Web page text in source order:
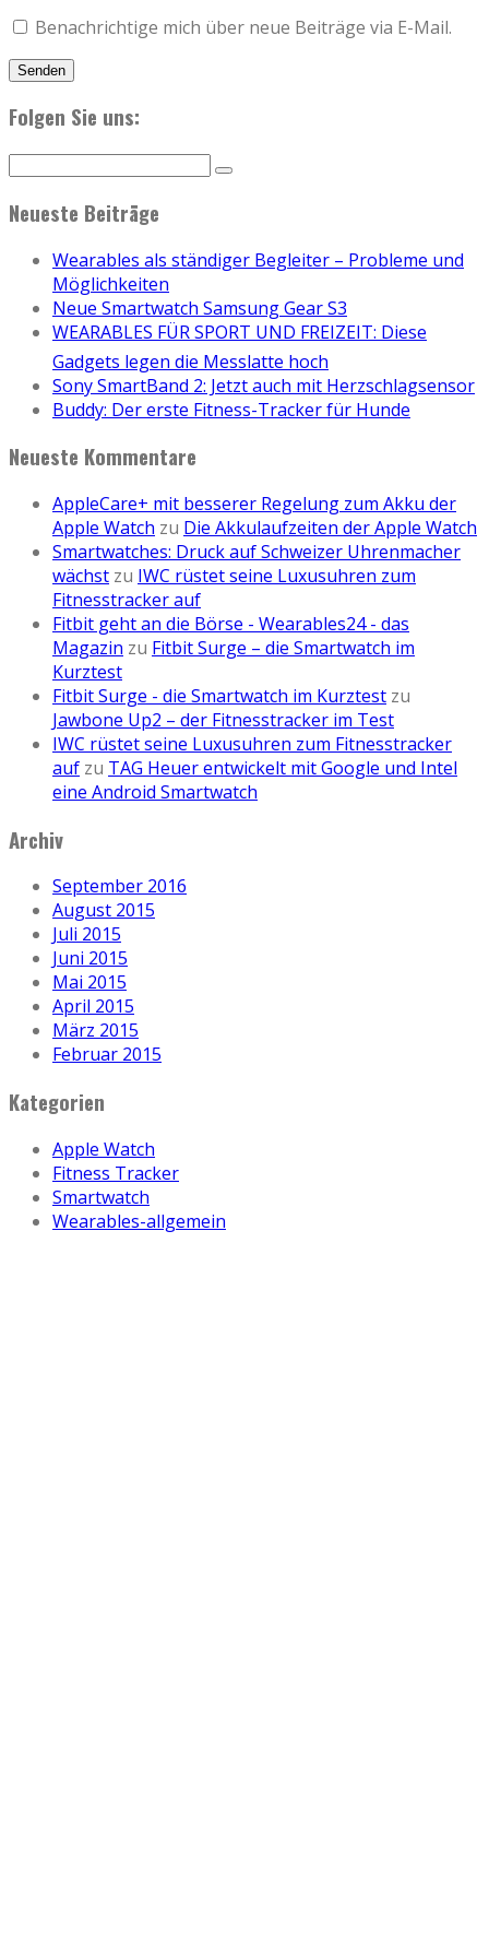
Benachrichtige mich über neue Beiträge via E-Mail.
Folgen Sie uns:
Neueste Beiträge
Wearables als ständiger Begleiter – Probleme und
Möglichkeiten
Neue Smartwatch Samsung Gear S3
WEARABLES FÜR SPORT UND FREIZEIT: Diese
Gadgets legen die Messlatte hoch
Sony SmartBand 2: Jetzt auch mit Herzschlagsensor
Buddy: Der erste Fitness-Tracker für Hunde
Neueste Kommentare
AppleCare+ mit besserer Regelung zum Akku der
Apple Watch zu Die Akkulaufzeiten der Apple Watch
Smartwatches: Druck auf Schweizer Uhrenmacher
wächst zu IWC rüstet seine Luxusuhren zum
Fitnesstracker auf
Fitbit geht an die Börse - Wearables24 - das
Magazin zu Fitbit Surge – die Smartwatch im
Kurztest
Fitbit Surge - die Smartwatch im Kurztest zu
Jawbone Up2 – der Fitnesstracker im Test
IWC rüstet seine Luxusuhren zum Fitnesstracker
auf zu TAG Heuer entwickelt mit Google und Intel
eine Android Smartwatch
Archiv
September 2016
August 2015
Juli 2015
Juni 2015
Mai 2015
April 2015
März 2015
Februar 2015
Kategorien
Apple Watch
Fitness Tracker
Smartwatch
Wearables-allgemein